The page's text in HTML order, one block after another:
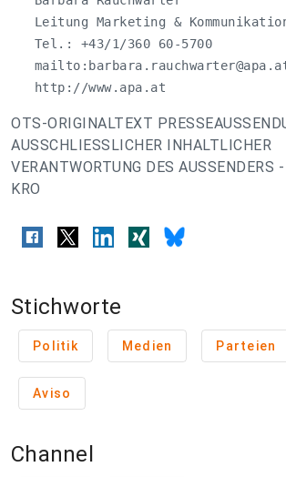
Leitung Marketing &
   Tel.: +43/1/360 60-5700
   mailto:
   http://www.apa.at
OTS-ORIGINALTEXT
AUSSCHLIESSLICHER INHALTLICHER
VERANTWORTUNG DES AUSSENDERS
KRO
Stichworte
Politik Medien Parteien
Aviso
Channel